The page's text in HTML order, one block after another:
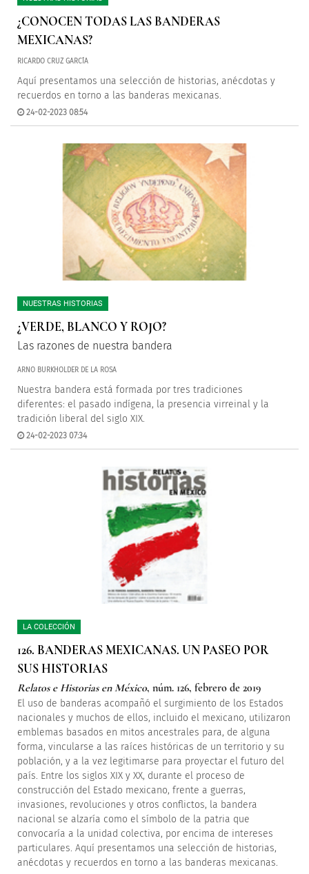
¿CONOCEN TODAS LAS BANDERAS
MEXICANAS?
RICARDO CRUZ GARCÍA
Aquí presentamos una selección de historias, anécdotas y
recuerdos en torno a las banderas mexicanas.
24-02-2023 08:54
NUESTRAS HISTORIAS
¿VERDE, BLANCO Y ROJO?
Las razones de nuestra bandera
ARNO BURKHOLDER DE LA ROSA
Nuestra bandera está formada por tres tradiciones
diferentes: el pasado indígena, la presencia virreinal y la
tradición liberal del siglo XIX.
24-02-2023 07:34
LA COLECCIÓN
126. BANDERAS MEXICANAS. UN PASEO POR
SUS HISTORIAS
Relatos e Historias en México, núm. 126, febrero de 2019
El uso de banderas acompañó el surgimiento de los Estados
nacionales y muchos de ellos, incluido el mexicano, utilizaron
emblemas basados en mitos ancestrales para, de alguna
forma, vincularse a las raíces históricas de un territorio y su
población, y a la vez legitimarse para proyectar el futuro del
país. Entre los siglos XIX y XX, durante el proceso de
construcción del Estado mexicano, frente a guerras,
invasiones, revoluciones y otros conflictos, la bandera
nacional se alzaría como el símbolo de la patria que
convocaría a la unidad colectiva, por encima de intereses
particulares. Aquí presentamos una selección de historias,
anécdotas y recuerdos en torno a las banderas mexicanas.